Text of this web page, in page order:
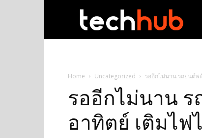
Home Uncategorized รออีกไม่นาน รถยนต์พ
รออีกไม่นาน ร
อาทิตย์ เติมไฟ